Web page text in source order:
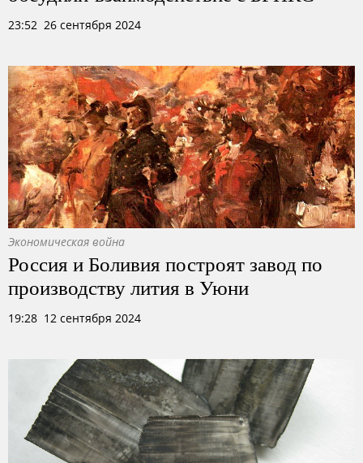
23:52 26 сентября 2024
Экономическая война
Россия и Боливия построят завод по
производству лития в Уюни
19:28 12 сентября 2024